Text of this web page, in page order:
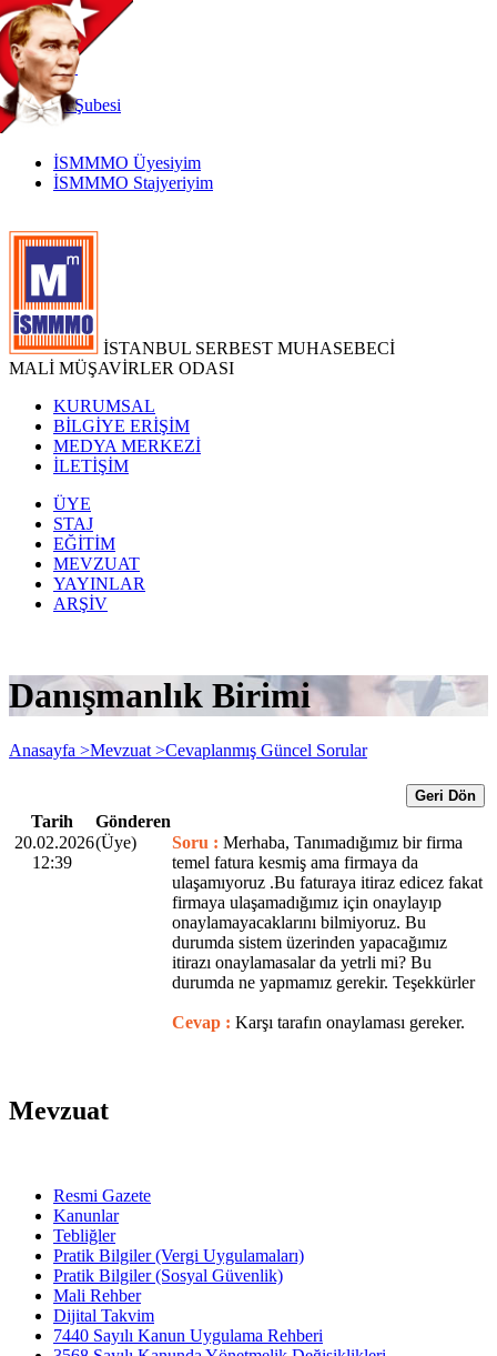
TR
|
EN
İnternetŞubesi
İSMMMO Üyesiyim
İSMMMO Stajyeriyim
İSTANBUL SERBEST MUHASEBECİ
MALİ MÜŞAVİRLER ODASI
KURUMSAL
BİLGİYE ERİŞİM
MEDYA MERKEZİ
İLETİŞİM
ÜYE
STAJ
EĞİTİM
MEVZUAT
YAYINLAR
ARŞİV
Danışmanlık Birimi
Anasayfa >Mevzuat >Cevaplanmış Güncel Sorular
Geri Dön
Tarih
Gönderen
20.02.2026
12:39
(Üye) Soru : Merhaba, Tanımadığımız bir firma
temel fatura kesmiş ama firmaya da
ulaşamıyoruz .Bu faturaya itiraz edicez fakat
firmaya ulaşamadığımız için onaylayıp
onaylamayacaklarını bilmiyoruz. Bu
durumda sistem üzerinden yapacağımız
itirazı onaylamasalar da yetrli mi? Bu
durumda ne yapmamız gerekir. Teşekkürler
Cevap : Karşı tarafın onaylaması gereker.
Mevzuat
Resmi Gazete
Kanunlar
Tebliğler
Pratik Bilgiler (Vergi Uygulamaları)
Pratik Bilgiler (Sosyal Güvenlik)
Mali Rehber
Dijital Takvim
7440 Sayılı Kanun Uygulama Rehberi